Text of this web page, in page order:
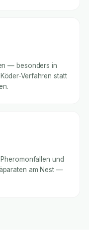
— besonders in
Verfahren statt
und
am Nest —